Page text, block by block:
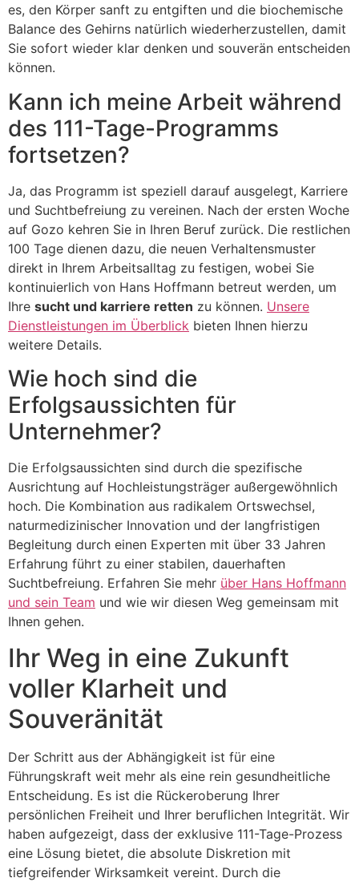
es, den Körper sanft zu entgiften und die biochemische
Balance des Gehirns natürlich wiederherzustellen, damit
Sie sofort wieder klar denken und souverän entscheiden
können.
Kann ich meine Arbeit während
des 111-Tage-Programms
fortsetzen?
Ja, das Programm ist speziell darauf ausgelegt, Karriere
und Suchtbefreiung zu vereinen. Nach der ersten Woche
auf Gozo kehren Sie in Ihren Beruf zurück. Die restlichen
100 Tage dienen dazu, die neuen Verhaltensmuster
direkt in Ihrem Arbeitsalltag zu festigen, wobei Sie
kontinuierlich von Hans Hoffmann betreut werden, um
Ihre sucht und karriere retten zu können. Unsere
Dienstleistungen im Überblick bieten Ihnen hierzu
weitere Details.
Wie hoch sind die
Erfolgsaussichten für
Unternehmer?
Die Erfolgsaussichten sind durch die spezifische
Ausrichtung auf Hochleistungsträger außergewöhnlich
hoch. Die Kombination aus radikalem Ortswechsel,
naturmedizinischer Innovation und der langfristigen
Begleitung durch einen Experten mit über 33 Jahren
Erfahrung führt zu einer stabilen, dauerhaften
Suchtbefreiung. Erfahren Sie mehr über Hans Hoffmann
und sein Team und wie wir diesen Weg gemeinsam mit
Ihnen gehen.
Ihr Weg in eine Zukunft
voller Klarheit und
Souveränität
Der Schritt aus der Abhängigkeit ist für eine
Führungskraft weit mehr als eine rein gesundheitliche
Entscheidung. Es ist die Rückeroberung Ihrer
persönlichen Freiheit und Ihrer beruflichen Integrität. Wir
haben aufgezeigt, dass der exklusive 111-Tage-Prozess
eine Lösung bietet, die absolute Diskretion mit
tiefgreifender Wirksamkeit vereint. Durch die